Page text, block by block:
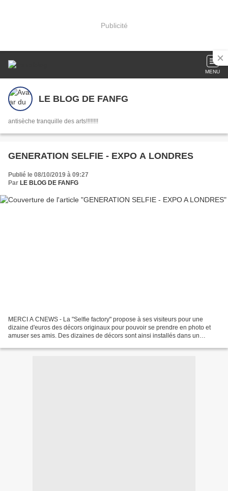
Publicité
MENU
LE BLOG DE FANFG
antisèche tranquille des arts!!!!!!!!
GENERATION SELFIE - EXPO A LONDRES
Publié le 08/10/2019 à 09:27
Par LE BLOG DE FANFG
MERCI A CNEWS - La "Selfie factory" propose à ses visiteurs pour une
dizaine d'euros des décors originaux pour pouvoir se prendre en photo et
amuser ses amis. Des dizaines de décors sont ainsi installés dans un